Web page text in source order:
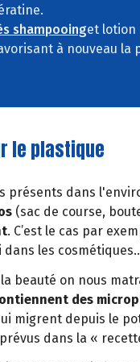
shampooinget lotion
à nouveau la
le plastique
présents dans
(sac de course,
. C’est le cas par
dans les
beauté on nous
des
migrent depuis le
dans la «